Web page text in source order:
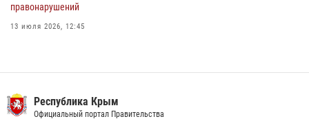
правонарушений
13 июля 2026, 12:45
В Ялте росгвардейцы задержали подозреваемого в краже
Республика Крым
Официальный портал Правительства